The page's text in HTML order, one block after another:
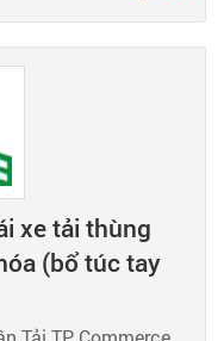
xe tải thùng
(bổ túc tay